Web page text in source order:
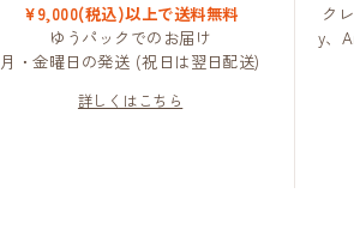
¥9,000(税込)以上で送料無料
ゆうパックでのお届け
月・金曜日の発送 (祝日は翌日配送)
詳しくはこちら
ク
y、